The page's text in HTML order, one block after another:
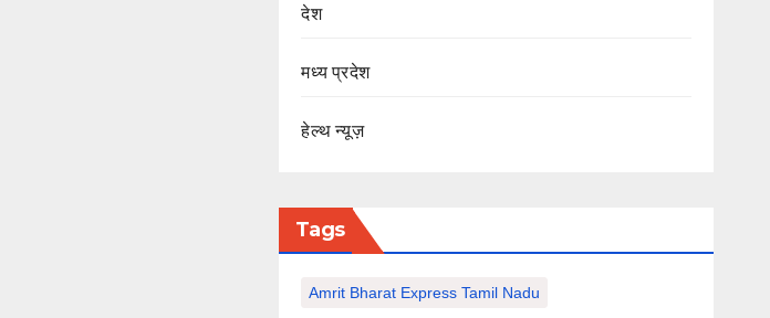
देश
मध्य प्रदेश
हेल्थ न्यूज़
Tags
Amrit Bharat Express Tamil Nadu